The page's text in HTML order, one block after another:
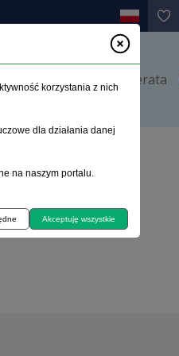
Kontakt Prenumerata
korzystania z nich
dla działania danej
na naszym portalu.
Akceptuję wszystkie